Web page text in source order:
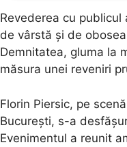
Revederea cu
de vârstă și de
Demnitatea, gluma la
măsura unei reveniri
Florin Piersic, pe
București, s-a
Evenimentul a reunit